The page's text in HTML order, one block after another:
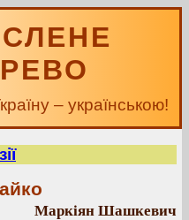
– українською!
Маркіян Шашкевич